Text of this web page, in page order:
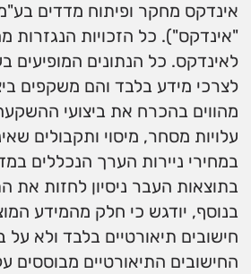
אינדקס מחקר ופיתוח מדדים
"אינדקס"). כל הזכויות הנגזרות
לאינדקס. כל הנתונים המופיעים
לצרכי מידע בלבד והם משקפים
מהווים בהכרח את ביצועי
עלויות מסחר, מיסוי ותקבולים
במחירי ניירות הערך הנכללים
בתוצאות העבר ניסיון לחזות את
בנוסף, יודגש כי חלק מהמידע
חישובים תיאורטיים בלבד ולא על
החישובים התיאורטיים מבוססים